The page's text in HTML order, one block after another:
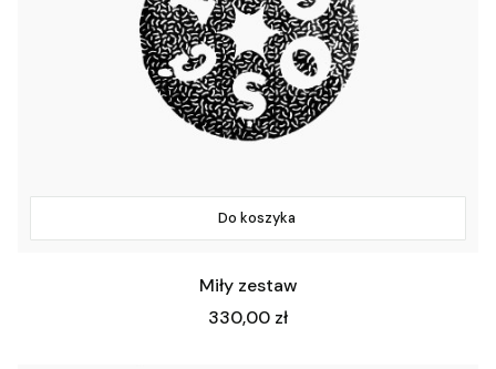
Do koszyka
Miły zestaw
Cena
330,00 zł